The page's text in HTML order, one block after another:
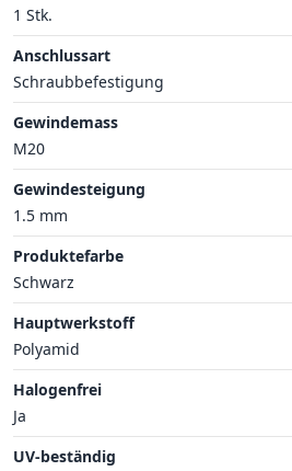
1 Stk.
Anschlussart
Schraubbefestigung
Gewindemass
M20
Gewindesteigung
1.5 mm
Produktefarbe
Schwarz
Hauptwerkstoff
Polyamid
Halogenfrei
Ja
UV-beständig